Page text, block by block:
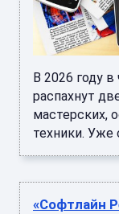
В 2026 году
распахнут
мастерских,
техники. Уже
«Софтлайн